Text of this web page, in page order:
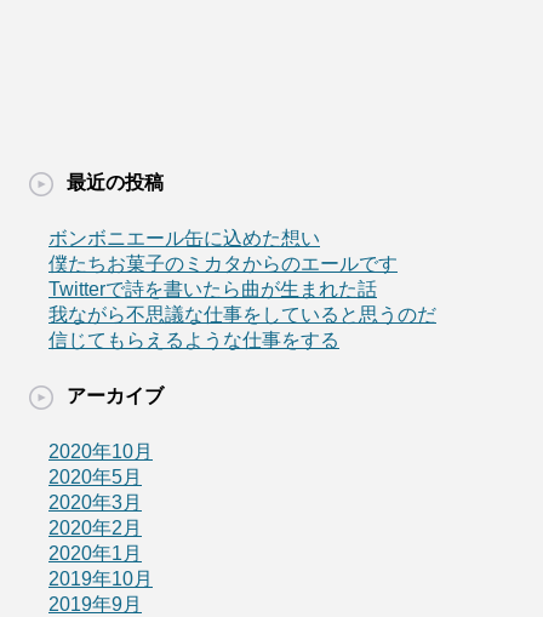
最近の投稿
ボンボニエール缶に込めた想い
僕たちお菓子のミカタからのエールです
Twitterで詩を書いたら曲が生まれた話
我ながら不思議な仕事をしていると思うのだ
信じてもらえるような仕事をする
アーカイブ
2020年10月
2020年5月
2020年3月
2020年2月
2020年1月
2019年10月
2019年9月